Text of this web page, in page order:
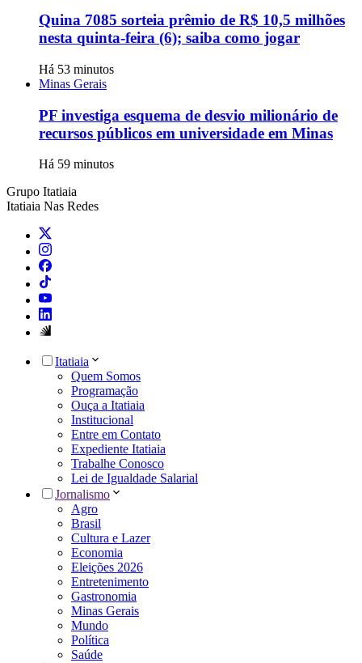
Quina 7085 sorteia prêmio de R$ 10,5 milhões
nesta quinta-feira (6); saiba como jogar
Há 53 minutos
Minas Gerais
PF investiga esquema de desvio milionário de
recursos públicos em universidade em Minas
Há 59 minutos
Grupo Itatiaia
Itatiaia Nas Redes
Itatiaia
Quem Somos
Programação
Ouça a Itatiaia
Institucional
Entre em Contato
Expediente Itatiaia
Trabalhe Conosco
Lei de Igualdade Salarial
Jornalismo
Agro
Brasil
Cultura e Lazer
Economia
Eleições 2026
Entretenimento
Gastronomia
Minas Gerais
Mundo
Política
Saúde